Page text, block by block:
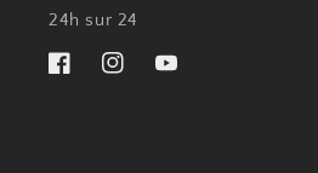
24h sur 24
FacebookInstagramYouTube